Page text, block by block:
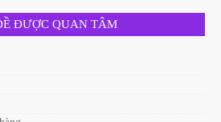
ĐƯỢC QUAN TÂM